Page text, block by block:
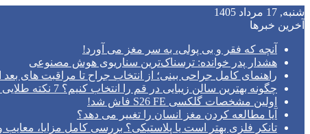
شنبه, 17 مرداد 1405
آخرین خبرها
آنچه که فقر و بی‌ پولی، به سر مغز می‌ آورد!
هشدار پدر خوانده: ترسناک‌ترین سناریوی هوش مصنوعی
راهنمای کامل جراحی بینی؛ از انتخاب جراح تا مراقبت های
چگونه بهترین سالن زیبایی در قم را انتخاب کنیم؟ 7 نکته طلایی قبل از رزرو وقت
اولین مشخصات گلکسی S26 FE فاش شد!
آیا مطالعه کردن مغز انسان را تغییر می‌ دهد؟
تانکر فلزی بهتر است یا پلاستیکی؟ بررسی کامل مزایا، معایب